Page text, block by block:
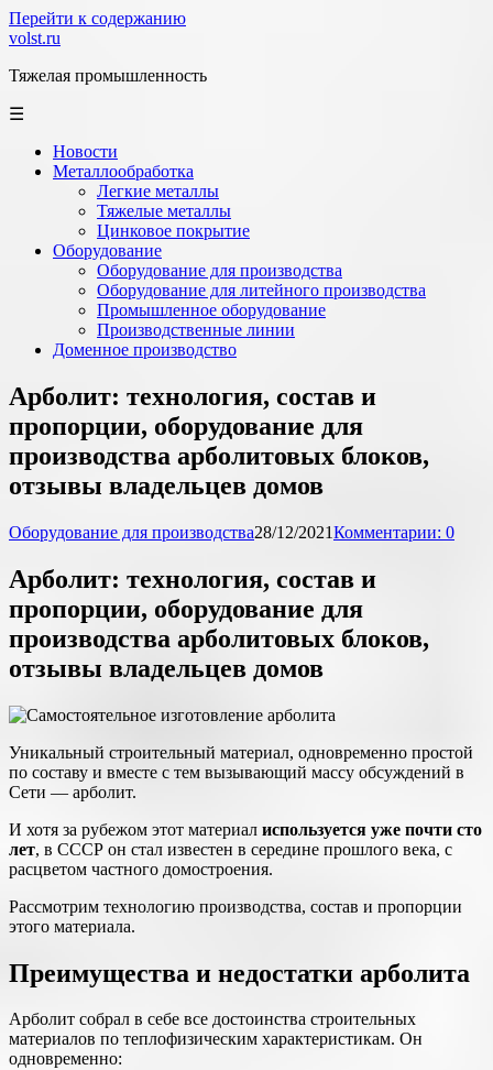
Перейти к содержанию
volst.ru
Тяжелая промышленность
☰
Новости
Металлообработка
Легкие металлы
Тяжелые металлы
Цинковое покрытие
Оборудование
Оборудование для производства
Оборудование для литейного производства
Промышленное оборудование
Производственные линии
Доменное производство
Арболит: технология, состав и
пропорции, оборудование для
производства арболитовых блоков,
отзывы владельцев домов
Оборудование для производства28/12/2021Комментарии: 0
Арболит: технология, состав и
пропорции, оборудование для
производства арболитовых блоков,
отзывы владельцев домов
Уникальный строительный материал, одновременно простой
по составу и вместе с тем вызывающий массу обсуждений в
Сети — арболит.
И хотя за рубежом этот материал используется уже почти сто
лет, в СССР он стал известен в середине прошлого века, с
расцветом частного домостроения.
Рассмотрим технологию производства, состав и пропорции
этого материала.
Преимущества и недостатки арболита
Арболит собрал в себе все достоинства строительных
материалов по теплофизическим характеристикам. Он
одновременно: